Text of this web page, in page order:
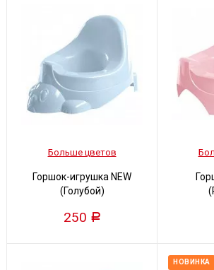
Больше цветов
Горшок-игрушка NEW
(Голубой)
250 Р
НОВИНКА